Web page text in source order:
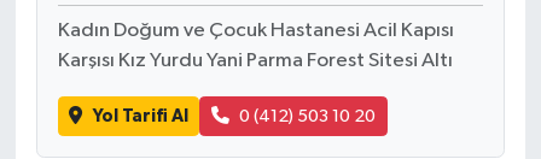
Kadın Doğum ve Çocuk Hastanesi Acil Kapısı
Karşısı Kız Yurdu Yani Parma Forest Sitesi Altı
Yol Tarifi Al 0 (412) 503 10 20